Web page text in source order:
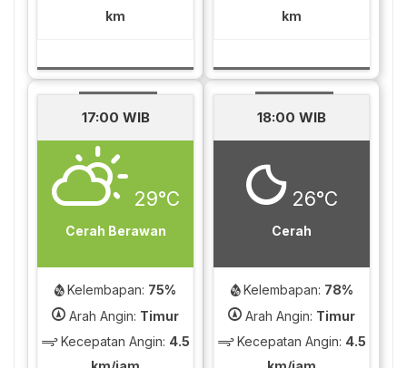
km
km
17:00 WIB
29°C
Cerah Berawan
Kelembapan: 75%
Arah Angin: Timur
Kecepatan Angin: 4.5
18:00 WIB
26°C
Cerah
Kelembapan: 78%
Arah Angin: Timur
Kecepatan Angin: 4.5